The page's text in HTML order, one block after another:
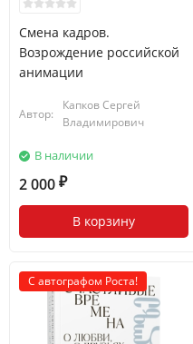
Смена кадров.
Возрождение российской
анимации
Автор:
Капков Сергей
Владимирович
В наличии
2 000 ₽
В корзину
С автографом Роста!